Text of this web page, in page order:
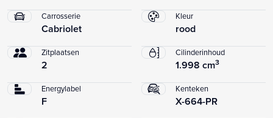
Carrosserie
Cabriolet
Kleur
rood
Zitplaatsen
2
Cilinderinhoud
1.998 cm3
Energylabel
F
Kenteken
X-664-PR